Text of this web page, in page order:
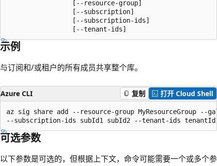
                 [--resource-group]
                 [--subscription]
                 [--subscription-ids]
                 [--tenant-ids]
示例
与订阅和/或租户的所有成员共享整个库。
Azure CLI 复制 打开 Cloud Shell
az sig share add --resource-group MyResourceGroup --
--subscription-ids subId1 subId2 --tenant-ids
可选参数
以下参数是可选的，但根据上下文，命令可能需要一个或多个参